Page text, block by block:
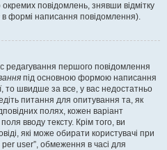
повідомлень, знявши відмітку
в формі написання повідомлення).
редагування першого повідомлення
під основною формою написання
то швидше за все, у вас недостатньо
питання для опитування та, як
полях, кожен варіант
вводу тексту. Крім того, ви
які може обирати користувачі при
user”, обмеження в часі для